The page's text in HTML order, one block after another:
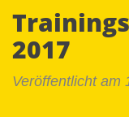
2017
Veröffentlicht am